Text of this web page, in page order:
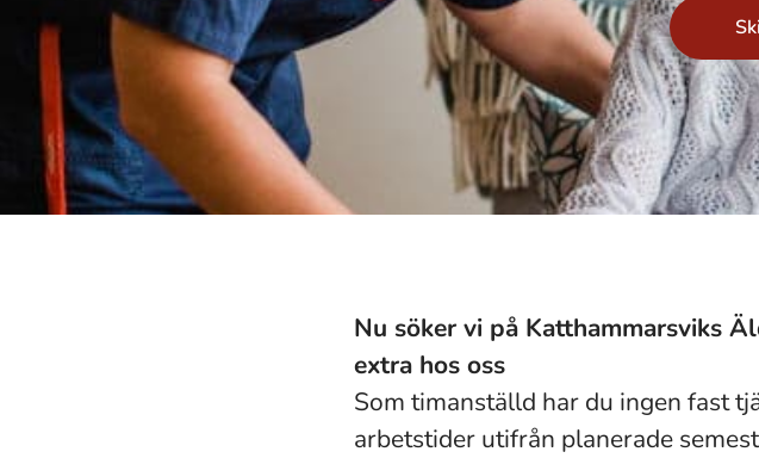
Nu söker vi på Katthammarsviks
extra hos oss
Som timanställd har du ingen fast
arbetstider utifrån planerade